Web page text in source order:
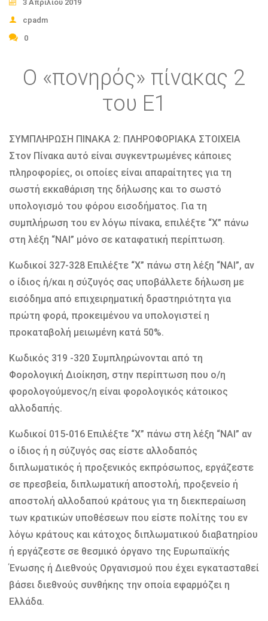
3 Απριλίου 2019
cpadm
0
Ο «πονηρός» πίνακας 2
του Ε1
ΣΥΜΠΛΗΡΩΣΗ ΠΙΝΑΚΑ 2: ΠΛΗΡΟΦΟΡΙΑΚΑ ΣΤΟΙΧΕΙΑ
Στον Πίνακα αυτό είναι συγκεντρωμένες κάποιες
πληροφορίες, οι οποίες είναι απαραίτητες για τη
σωστή εκκαθάριση της δήλωσης και το σωστό
υπολογισμό του φόρου εισοδήματος. Για τη
συμπλήρωση του εν λόγω πίνακα, επιλέξτε “X” πάνω
στη λέξη “ΝΑΙ” μόνο σε καταφατική περίπτωση.
Κωδικοί 327-328 Επιλέξτε “X” πάνω στη λέξη “ΝΑΙ”, αν
ο ίδιος ή/και η σύζυγός σας υποβάλλετε δήλωση με
εισόδημα από επιχειρηματική δραστηριότητα για
πρώτη φορά, προκειμένου να υπολογιστεί η
προκαταβολή μειωμένη κατά 50%.
Κωδικός 319 -320 Συμπληρώνονται από τη
Φορολογική Διοίκηση, στην περίπτωση που ο/η
φορολογούμενος/η είναι φορολογικός κάτοικος
αλλοδαπής.
Κωδικοί 015-016 Επιλέξτε “X” πάνω στη λέξη “ΝΑΙ” αν
ο ίδιος ή η σύζυγός σας είστε αλλοδαπός
διπλωματικός ή προξενικός εκπρόσωπος, εργάζεστε
σε πρεσβεία, διπλωματική αποστολή, προξενείο ή
αποστολή αλλοδαπού κράτους για τη διεκπεραίωση
των κρατικών υποθέσεων που είστε πολίτης του εν
λόγω κράτους και κάτοχος διπλωματικού διαβατηρίου
ή εργάζεστε σε θεσμικό όργανο της Ευρωπαϊκής
Ένωσης ή Διεθνούς Οργανισμού που έχει εγκατασταθεί
βάσει διεθνούς συνθήκης την οποία εφαρμόζει η
Ελλάδα.